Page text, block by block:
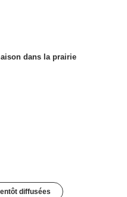
dans la prairie
diffusées